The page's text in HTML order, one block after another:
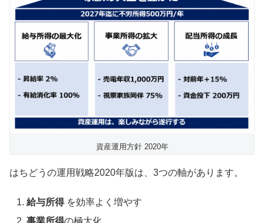
資産運用方針 2020年
はちどうの運用戦略2020年版は、3つの軸があります。
給与所得を効率よく増やす
事業所得の極大化